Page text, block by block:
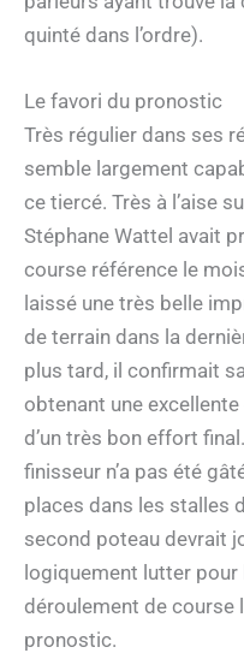
quinté dans l’ordre).
Le favori du pronostic
Très régulier dans ses
semble largement
ce tiercé. Très à l’aise
Stéphane Wattel avait
course référence le
laissé une très belle
de terrain dans la
plus tard, il confirmait
obtenant une
d’un très bon effort
finisseur n’a pas été
places dans les stalles
second poteau devrait
logiquement lutter pour
déroulement de course
pronostic.